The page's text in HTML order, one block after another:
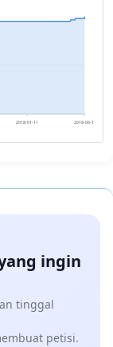
2018-01-11 2018-06-11
ingin
tinggal
petisi.